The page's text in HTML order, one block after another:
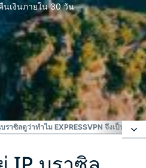
นเงินภายใน 30 วัน
วามเชื่อถือ อันดับ
#1
ราซิลที่ดีที่สุด
ราซิลดูว่าทำไม EXPRESSVPN จึงเป็น